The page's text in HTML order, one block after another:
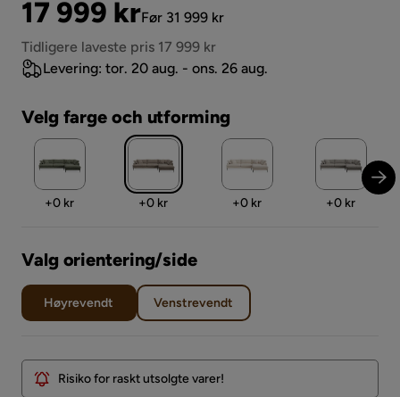
Pris
17 999 kr
Original
Pris
Før 31 999 kr
Tidligere laveste pris 17 999 kr
Levering: tor. 20 aug. - ons. 26 aug.
Velg farge och utforming
Pris
+0 kr Pris
+0 kr Pris
+0 kr Pris
+0 kr
Valg orientering/side
Høyrevendt Venstrevendt
Risiko for raskt utsolgte varer!